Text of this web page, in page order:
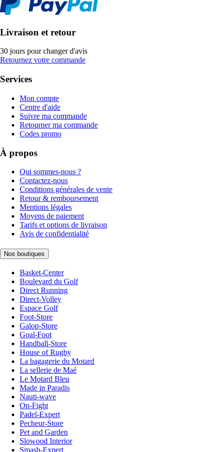
Livraison et retour
30 jours pour changer d'avis
Retournez votre commande
Services
Mon compte
Centre d'aide
Suivre ma commande
Retourner ma commande
Codes promo
À propos
Qui sommes-nous ?
Contactez-nous
Conditions générales de vente
Retour & remboursement
Mentions légales
Moyens de paiement
Tarifs et options de livraison
Avis de confidentialité
Nos boutiques
Basket-Center
Boulevard du Golf
Direct Running
Direct-Volley
Espace Golf
Foot-Store
Galop-Store
Goal-Foot
Handball-Store
House of Rugby
La bagagerie du Motard
La sellerie de Maé
Le Motard Bleu
Made in Paradis
Nauti-wave
On-Fight
Padel-Expert
Pecheur-Store
Pet and Garden
Slowood Interior
Smash-Expert